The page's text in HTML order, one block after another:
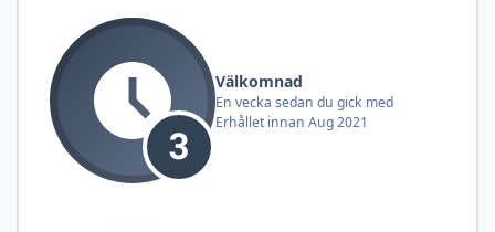
Välkomnad
En vecka sedan du gick med
Erhållet innan Aug 2021